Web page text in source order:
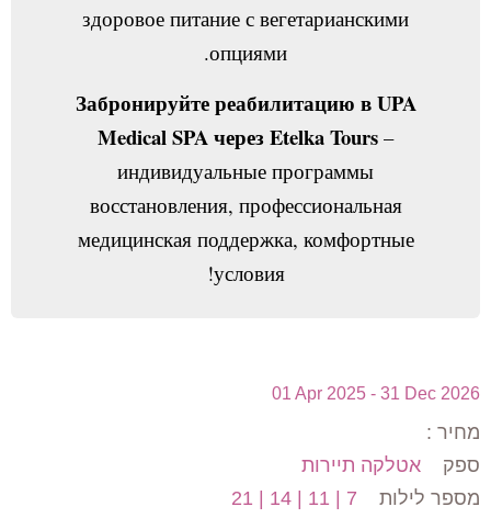
здоровое питание с вегетарианскими
опциями.
Забронируйте реабилитацию в UPA
Medical SPA через Etelka Tours –
индивидуальные программы
восстановления, профессиональная
медицинская поддержка, комфортные
условия!
01 Apr 2025 - 31 Dec 2026
מחיר :
ספק
אטלקה תיירות
מספר לילות
7 | 11 | 14 | 21